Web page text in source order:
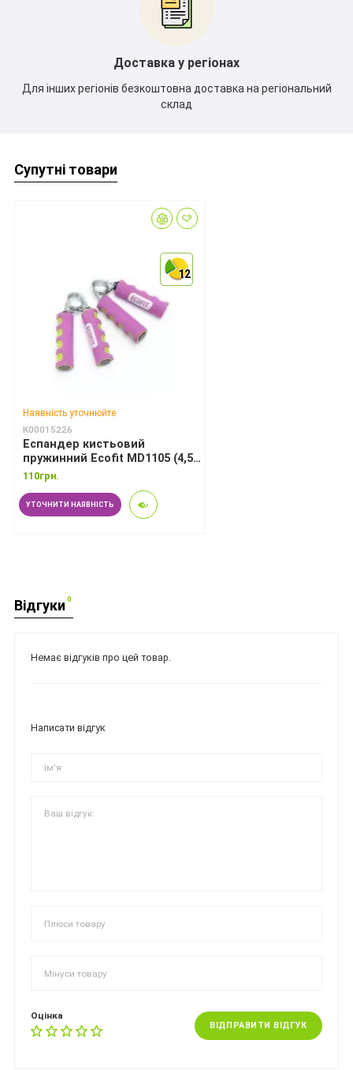
Доставка у регіонах
Для інших регіонів безкоштовна доставка на регіональний
склад
Супутні товари
12
12
Наявність уточнюйте
К00015226
Еспандер кистьовий
пружинний Ecofit MD1105 (4,5
мм)
110грн.
УТОЧНИТИ НАЯВНІСТЬ
Відгуки 0
Немає відгуків про цей товар.
Написати відгук
Оцінка
ВІДПРАВИТИ ВІДГУК